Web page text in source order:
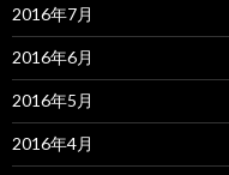
2016年7月
2016年6月
2016年5月
2016年4月